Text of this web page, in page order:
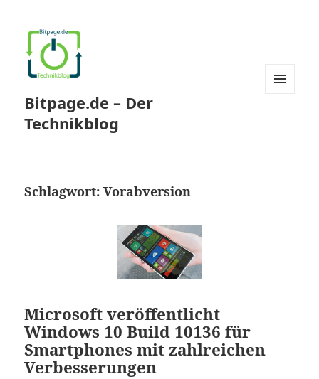
Bitpage.de – Der
Technikblog
Schlagwort:Vorabversion
Microsoft veröffentlicht
Windows 10 Build 10136 für
Smartphones mit zahlreichen
Verbesserungen